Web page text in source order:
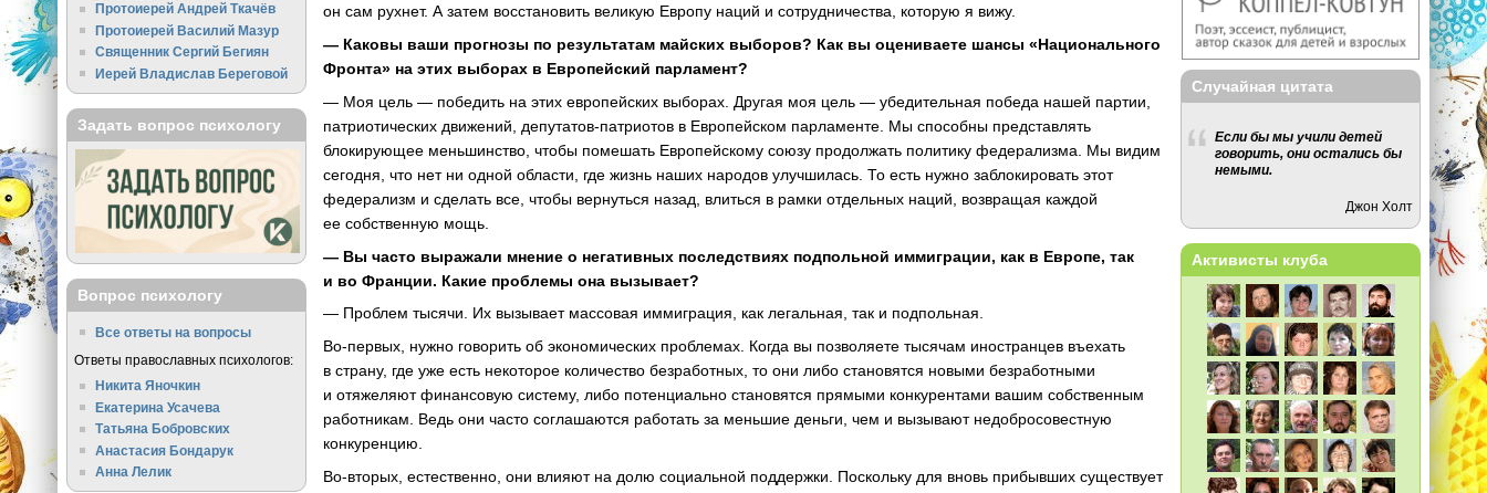
он сам рухнет. А затем восстановить великую Европу наций и сотрудничества, которую я вижу.
— Каковы ваши прогнозы по результатам майских выборов? Как вы оцениваете шансы «Национального
Фронта» на этих выборах в Европейский парламент?
— Моя цель — победить на этих европейских выборах. Другая моя цель — убедительная победа нашей партии,
патриотических движений, депутатов-патриотов в Европейском парламенте. Мы способны представлять
блокирующее меньшинство, чтобы помешать Европейскому союзу продолжать политику федерализма. Мы видим
сегодня, что нет ни одной области, где жизнь наших народов улучшилась. То есть нужно заблокировать этот
федерализм и сделать все, чтобы вернуться назад, влиться в рамки отдельных наций, возвращая каждой
ее собственную мощь.
— Вы часто выражали мнение о негативных последствиях подпольной иммиграции, как в Европе, так
и во Франции. Какие проблемы она вызывает?
— Проблем тысячи. Их вызывает массовая иммиграция, как легальная, так и подпольная.
Во-первых, нужно говорить об экономических проблемах. Когда вы позволяете тысячам иностранцев въехать
в страну, где уже есть некоторое количество безработных, то они либо становятся новыми безработными
и отяжеляют финансовую систему, либо потенциально становятся прямыми конкурентами вашим собственным
работникам. Ведь они часто соглашаются работать за меньшие деньги, чем и вызывают недобросовестную
конкуренцию.
Во-вторых, естественно, они влияют на долю социальной поддержки. Поскольку для вновь прибывших существует
Протоиерей Андрей Ткачёв
Протоиерей Василий Мазур
Священник Сергий Бегиян
Иерей Владислав Береговой
Задать вопрос психологу
Вопрос психологу
Все ответы на вопросы
Ответы православных психологов:
Никита Яночкин
Екатерина Усачева
Татьяна Бобровских
Анастасия Бондарук
Анна Лелик
Случайная цитата
Если бы мы учили детей
говорить, они остались бы
немыми.
Джон Холт
Активисты клуба